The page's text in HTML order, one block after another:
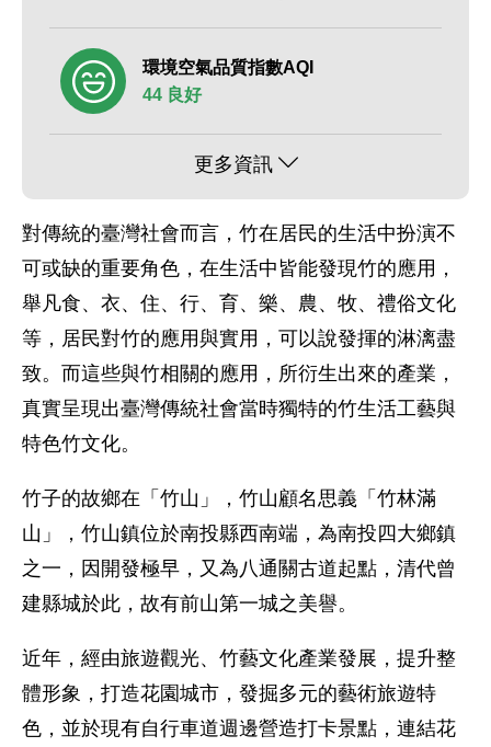
環境空氣品質指數AQI
44 良好
更多資訊
對傳統的臺灣社會而言，竹在居民的生活中扮演不
可或缺的重要角色，在生活中皆能發現竹的應用，
舉凡食、衣、住、行、育、樂、農、牧、禮俗文化
等，居民對竹的應用與實用，可以說發揮的淋漓盡
致。而這些與竹相關的應用，所衍生出來的產業，
真實呈現出臺灣傳統社會當時獨特的竹生活工藝與
特色竹文化。
竹子的故鄉在「竹山」，竹山顧名思義「竹林滿
山」，竹山鎮位於南投縣西南端，為南投四大鄉鎮
之一，因開發極早，又為八通關古道起點，清代曾
建縣城於此，故有前山第一城之美譽。
近年，經由旅遊觀光、竹藝文化產業發展，提升整
體形象，打造花園城市，發掘多元的藝術旅遊特
色，並於現有自行車道週邊營造打卡景點，連結花